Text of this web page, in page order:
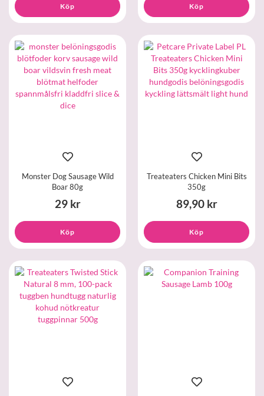
Köp Köp
Monster Dog Sausage Wild
Boar 80g
29 kr
Köp
Treateaters Chicken Mini Bits
350g
89,90 kr
Köp